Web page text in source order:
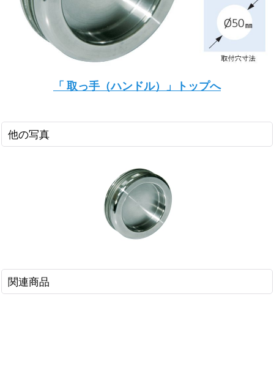
「 取っ手（ハンドル）」トップへ
他の写真
関連商品